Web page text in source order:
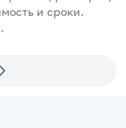
и сроки.